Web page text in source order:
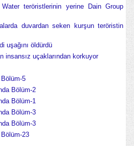
Water teröristlerinin yerine Dain Group
duvardan seken kurşun teröristin
uşağını öldürdü
insansız uçaklarından korkuyor
5
Bölüm-2
Bölüm-1
Bölüm-3
Bölüm-3
23